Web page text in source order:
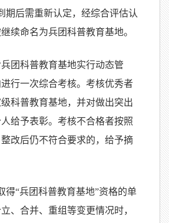
期后需重新认定，经综合评估认
续命名为兵团科普教育基地。
团科普教育基地实行动态管
行一次综合考核。考核优秀者
科普教育基地，并对做出突出
给予表彰。考核不合格者按照
改后仍不符合要求的，给予摘
“兵团科普教育基地”资格的单
、合并、重组等变更情况时，